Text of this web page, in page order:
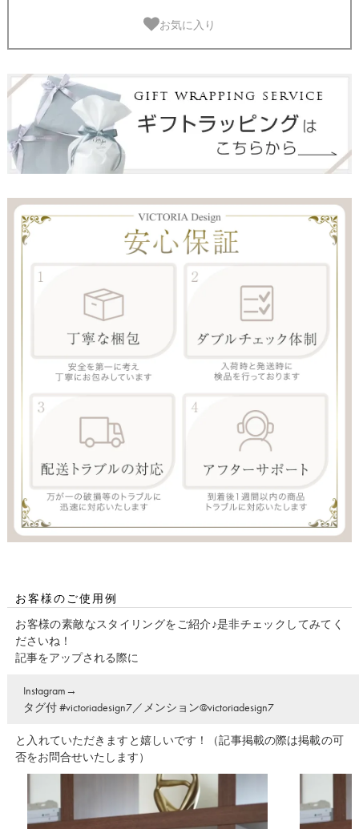
お気に入り
お客様のご使用例
お客様の素敵なスタイリングをご紹介♪是非チェックしてみてく
ださいね！
記事をアップされる際に
Instagram→
タグ付 #victoriadesign7／メンション@victoriadesign7
と入れていただきますと嬉しいです！（記事掲載の際は掲載の可
否をお問合せいたします）